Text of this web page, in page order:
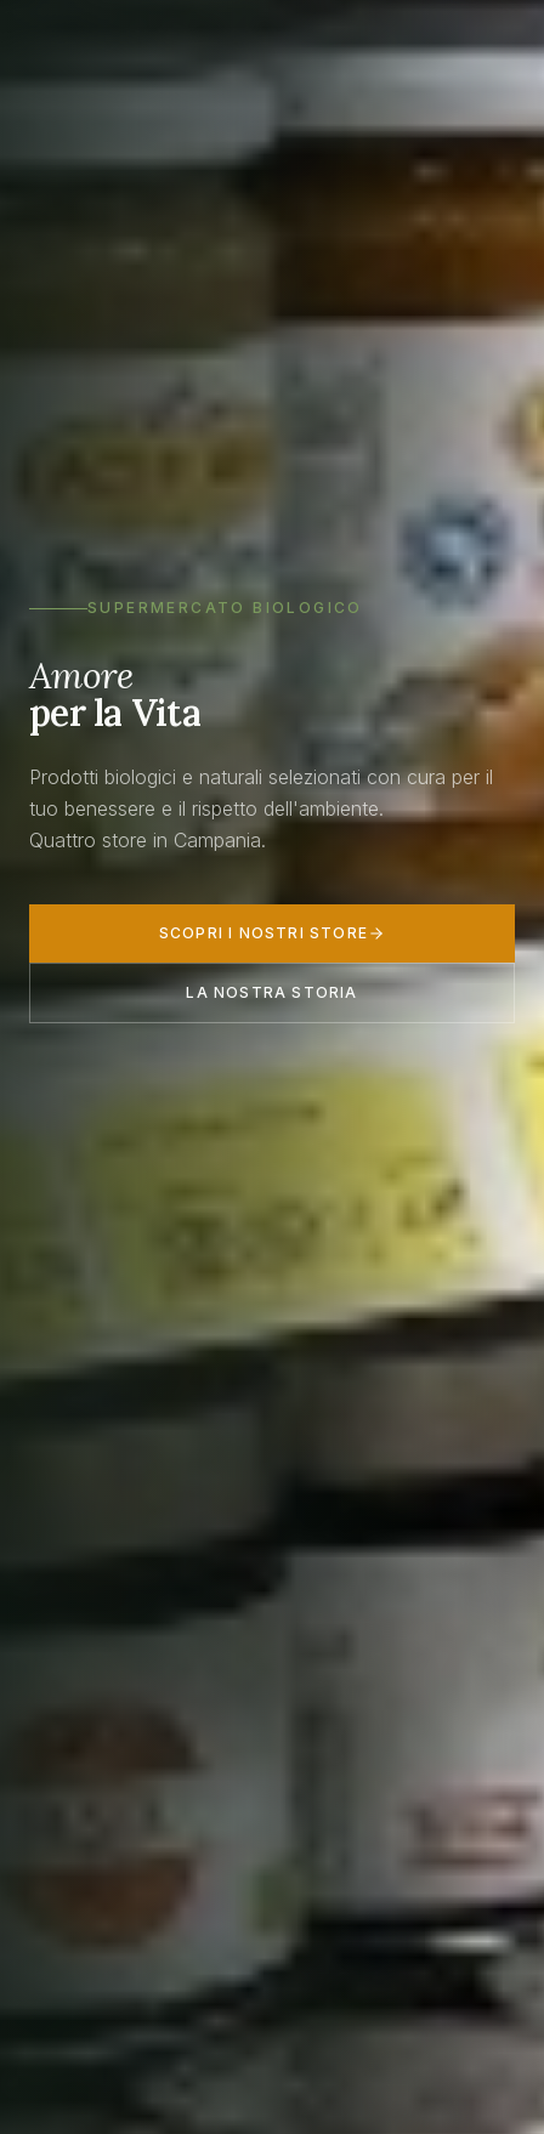
SUPERMERCATO BIOLOGICO
Amore
per la Vita
Prodotti biologici e naturali selezionati con cura per il
tuo benessere e il rispetto dell'ambiente.
Quattro store in Campania.
SCOPRI I NOSTRI STORE
LA NOSTRA STORIA